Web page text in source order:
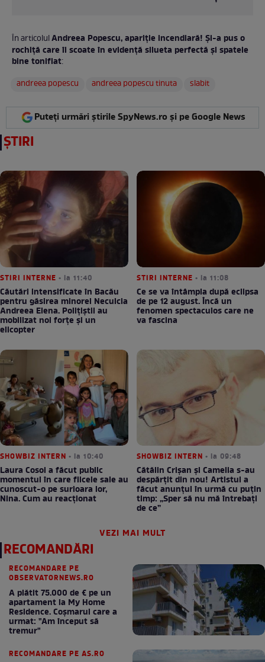
În articolulAndreea Popescu, apariție incendiară! Și-a pus o
rochiță care îi scoate în evidență silueta perfectă și spatele
bine tonifiat:
andreea popescu
andreea popescu tinuta slabit
Puteți urmări știrile SpyNews.ro și pe Google News
ȘTIRI
STIRI INTERNE • la 11:40
Căutări intensificate în Bacău
pentru găsirea minorei Neculcia
Andreea Elena. Polițiștii au
mobilizat noi forțe și un
elicopter
STIRI INTERNE • la 11:08
Ce se va întâmpla după eclipsa
de pe 12 august. Încă un
fenomen spectaculos care ne
va fascina
SHOWBIZ INTERN • la 10:40
Laura Cosoi a făcut public
momentul în care fiicele sale au
cunoscut-o pe surioara lor,
Nina. Cum au reacționat
SHOWBIZ INTERN • la 09:48
Cătălin Crișan și Camelia s-au
despărțit din nou! Artistul a
făcut anunțul în urmă cu puțin
timp: „Sper să nu mă întrebați
de ce”
VEZI MAI MULT
RECOMANDĂRI
RECOMANDARE PE
OBSERVATORNEWS.RO
A plătit 75.000 de € pe un
apartament la My Home
Residence. Coşmarul care a
urmat: "Am început să
tremur"
RECOMANDARE PE AS.RO